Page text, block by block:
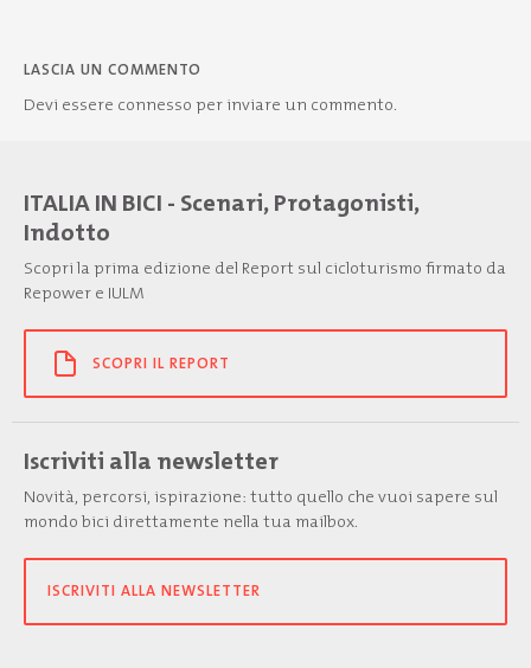
LASCIA UN COMMENTO
Devi essere connesso per inviare un commento.
ITALIA IN BICI - Scenari, Protagonisti,
Indotto
Scopri la prima edizione del Report sul cicloturismo firmato da
Repower e IULM
SCOPRI IL REPORT
Iscriviti alla newsletter
Novità, percorsi, ispirazione: tutto quello che vuoi sapere sul
mondo bici direttamente nella tua mailbox.
ISCRIVITI ALLA NEWSLETTER